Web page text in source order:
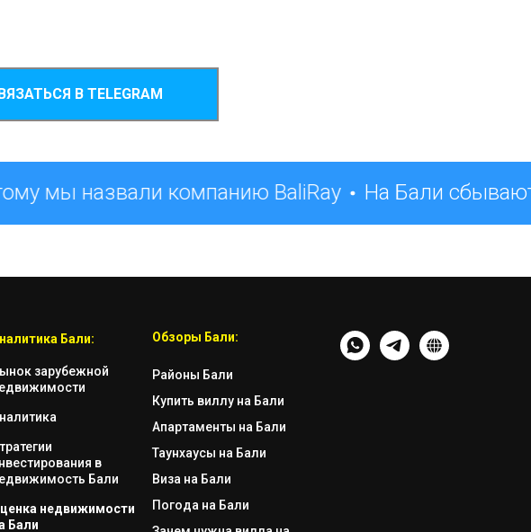
В TELEGRAM
мы назвали компанию BaliRay На Бали
Бали:
зарубежной
в
Бали
недвижимости
Бали
Обзоры Бали:
Районы Бали
Купить виллу на Бали
Апартаменты на Бали
Таунхаусы на Бали
Виза на Бали
Погода на Бали